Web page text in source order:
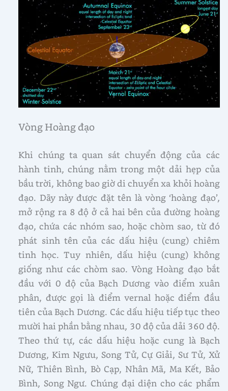
Vòng Hoàng đạo
Khi chúng ta quan sát chuyển động của các
hành tinh, chúng nằm trong một dải hẹp của
bầu trời, không bao giờ di chuyển xa khỏi hoàng
đạo. Dãy này được đặt tên là vòng ‘hoàng đạo’,
mở rộng ra 8 độ ở cả hai bên của đường hoàng
đạo, chứa các nhóm sao, hoặc chòm sao, từ đó
phát sinh tên của các dấu hiệu (cung) chiêm
tinh học. Tuy nhiên, dấu hiệu (cung) không
giống như các chòm sao. Vòng Hoàng đạo bắt
đầu với 0 độ của Bạch Dương vào điểm xuân
phân, được gọi là điểm vernal hoặc điểm đầu
tiên của Bạch Dương. Các dấu hiệu tiếp tục theo
mười hai phần bằng nhau, 30 độ của dải 360 độ.
Theo thứ tự, các dấu hiệu hoặc cung là Bạch
Dương, Kim Ngưu, Song Tử, Cự Giải, Sư Tử, Xử
Nữ, Thiên Bình, Bò Cạp, Nhân Mã, Ma Kết, Bảo
Bình, Song Ngư. Chúng đại diện cho các phẩm